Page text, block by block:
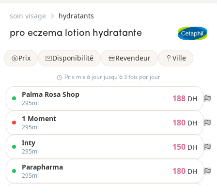
soin visage hydratants
pro eczema lotion hydratante
Prix Disponibilité Revendeur Ville
Prix mis à jour jusqu’à 3 fois par jour
Palma Rosa Shop
295ml 188 DH
1 Moment
295ml 180 DH
Inty
295ml 150 DH
Parapharma
295ml 180 DH